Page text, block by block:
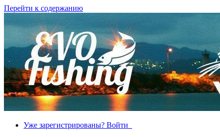
Перейти к содержанию
Уже зарегистрированы? Войти